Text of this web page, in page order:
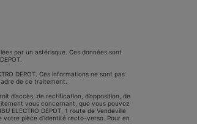
par un astérisque. Ces données sont
DEPOT. Ces informations ne sont pas
de ce traitement.
d’accès, de rectification, d’opposition, de
vous concernant, que vous pouvez
ELECTRO DEPOT, 1 route de Vendeville
votre pièce d’identité recto-verso. Pour en